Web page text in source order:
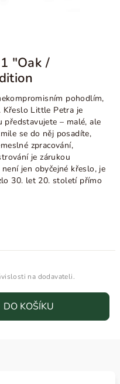
"Oak /
pohodlím,
Křeslo Little Petra je
představujete – malé, ale
se do něj posadíte,
zpracování,
je zárukou
jen obyčejné křeslo, je
30. let 20. století přímo
na dodavateli.
DO KOŠÍKU